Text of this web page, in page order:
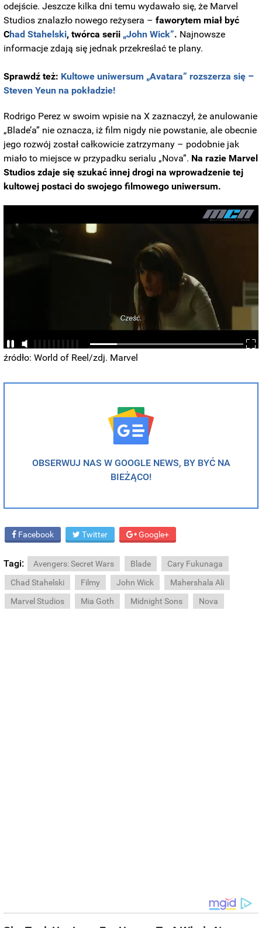
odejście. Jeszcze kilka dni temu wydawało się, że Marvel
Studios znalazło nowego reżysera –faworytem miał być
Chad Stahelski, twórca serii „John Wick”. Najnowsze
informacje zdają się jednak przekreślać te plany.
Sprawdź też: Kultowe uniwersum „Avatara” rozszerza się –
Steven Yeun na pokładzie!
Rodrigo Perez w swoim wpisie na X zaznaczył, że anulowanie
„Blade’a” nie oznacza, iż film nigdy nie powstanie, ale obecnie
jego rozwój został całkowicie zatrzymany – podobnie jak
miało to miejsce w przypadku serialu „Nova”. Na razie Marvel
Studios zdaje się szukać innej drogi na wprowadzenie tej
kultowej postaci do swojego filmowego uniwersum.
źródło: World of Reel/zdj. Marvel
OBSERWUJ NAS W GOOGLE NEWS, BY BYĆ NA
BIEŻĄCO!
Facebook Twitter Google+
Tagi: Avengers: Secret Wars Blade
Cary Fukunaga
Chad Stahelski
Filmy John Wick
Mahershala Ali
Marvel Studios
Mia Goth Midnight Sons Nova